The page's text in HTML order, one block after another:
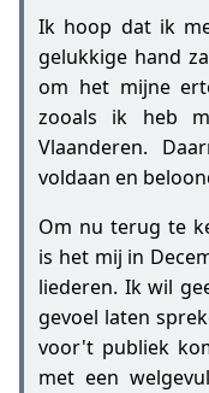
Ik hoop dat ik
gelukkige hand
om het mijne
zooals ik heb
Vlaanderen.
voldaan en
Om nu terug te
is het mij in
liederen. Ik wil
gevoel laten
voor't publiek
met een